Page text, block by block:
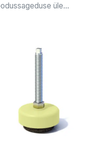
üle...